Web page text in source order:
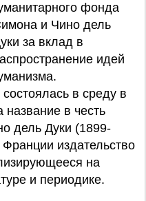
фонда
и Чино дель
за вклад в
идей
в среду в
в честь
дель Дуки (1899-
издательство
на
и периодике.